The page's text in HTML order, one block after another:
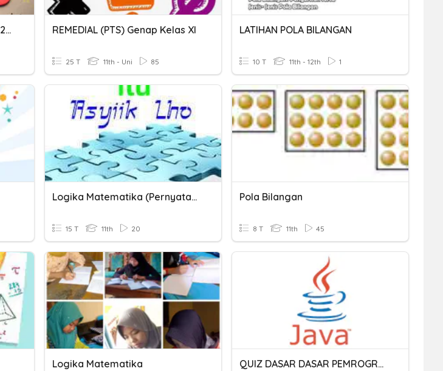
PAS MTK Kelas XI SMT GENAP 2020/2021 REMEDIAL (PTS) Genap Kelas XI
25 T 11th - Uni 85
LATIHAN POLA BILANGAN
10 T 11th - 12th 1
Logika Matematika (Pernyataan Dan Negasi)
15 T 11th 20
Pola Bilangan
8 T 11th 45
Logika Matematika QUIZ DASAR DASAR PEMROGRAMAN JAVA